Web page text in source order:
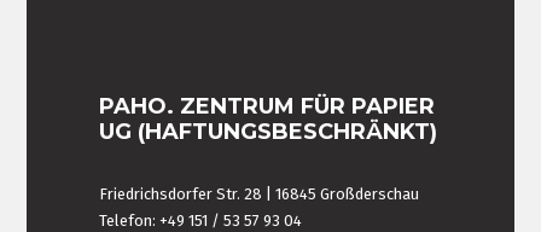
PAHO. ZENTRUM FÜR PAPIER
UG (HAFTUNGSBESCHRÄNKT)
Friedrichsdorfer Str. 28 | 16845 Großderschau
Telefon: +49 151 / 53 57 93 04